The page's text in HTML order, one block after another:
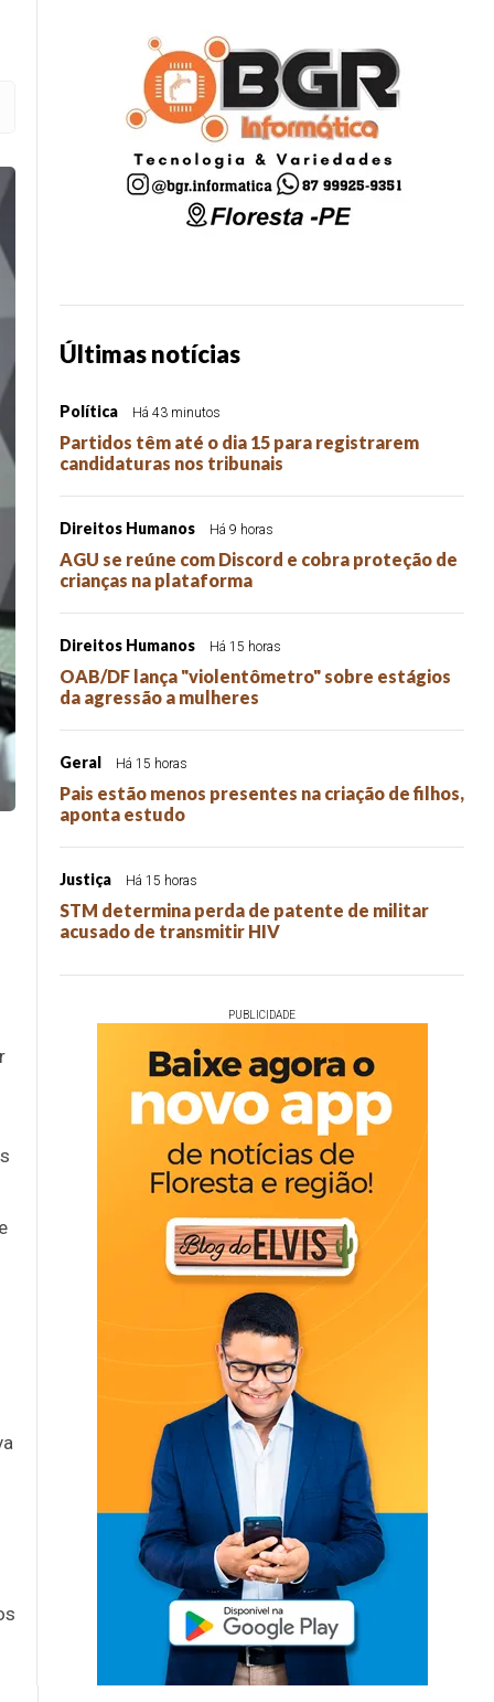
Últimas notícias
Política Há 43 minutos
Partidos têm até o dia 15 para registrarem
candidaturas nos tribunais
Direitos Humanos Há 9 horas
AGU se reúne com Discord e cobra proteção de
crianças na plataforma
Direitos Humanos Há 15 horas
OAB/DF lança "violentômetro" sobre estágios
da agressão a mulheres
Geral Há 15 horas
Pais estão menos presentes na criação de filhos,
aponta estudo
Justiça Há 15 horas
STM determina perda de patente de militar
acusado de transmitir HIV
PUBLICIDADE